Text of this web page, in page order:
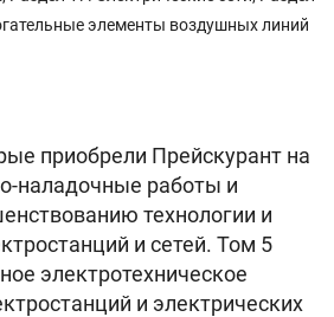
элементы воздушных линий
приобрели Прейскурант на
наладочные работы и
технологии и
и сетей. Том 5
электротехническое
и электрических